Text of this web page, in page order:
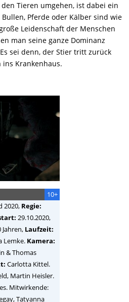
Tieren umgehen, ist dabei ein
Pferde oder Kälber sind wie
Leidenschaft der Menschen
man seine ganze Dominanz
sei denn, der Stier tritt zurück
Krankenhaus.
10+
2020, Regie:
29.10.2020,
Jahren, Laufzeit:
Lemke. Kamera:
& Thomas
Carlotta Kittel.
Martin Heisler.
Mitwirkende:
Tatyanna